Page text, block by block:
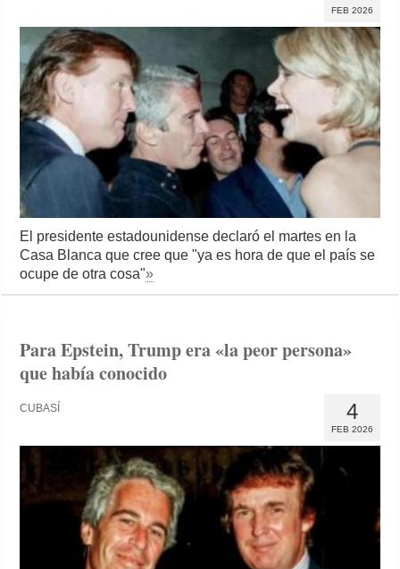
FEB 2026
El presidente estadounidense declaró el martes en la
Casa Blanca que cree que "ya es hora de que el país se
ocupe de otra cosa"»
Para Epstein, Trump era «la peor persona»
que había conocido
4
FEB 2026
CUBASÍ